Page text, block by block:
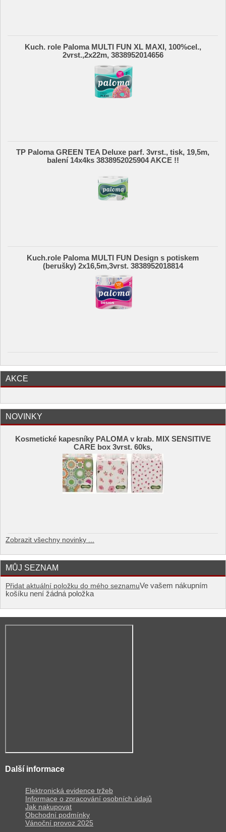
Kuch. role Paloma MULTI FUN XL MAXI, 100%cel.,
2vrst.,2x22m, 3838952014656
TP Paloma GREEN TEA Deluxe parf. 3vrst., tisk, 19,5m,
balení 14x4ks 3838952025904 AKCE !!
Kuch.role Paloma MULTI FUN Design s potiskem
(berušky) 2x16,5m,3vrst. 3838952018814
AKCE
NOVINKY
Kosmetické kapesníky PALOMA v krab. MIX SENSITIVE
CARE box 3vrst. 60ks,
Zobrazit všechny novinky ...
MŮJ SEZNAM
Přidat aktuální položku do mého seznamuVe vašem nákupním
košíku není žádná položka
Další informace
Elektronická evidence tržeb
Informace o zpracování osobních údajů
Jak nakupovat
Obchodní podmínky
Vánoční provoz 2025